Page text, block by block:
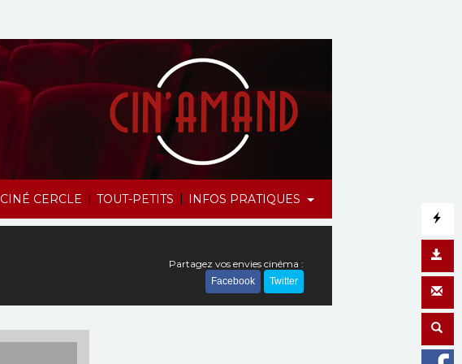
CINÉ CERCLE | TOUT-PETITS | INFOS PRATIQUES
Partagez vos envies cinéma :
Facebook Twitter